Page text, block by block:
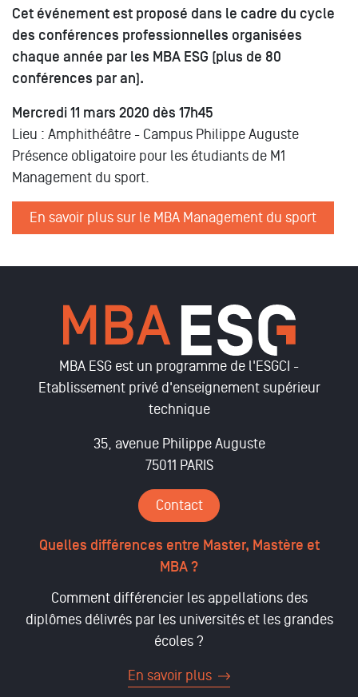
Cet événement est proposé dans le cadre du cycle
des conférences professionnelles organisées
chaque année par les MBA ESG (plus de 80
conférences par an).
Mercredi 11 mars 2020 dès 17h45
Lieu : Amphithéâtre - Campus Philippe Auguste
Présence obligatoire pour les étudiants de M1
Management du sport.
En savoir plus sur le MBA Management du sport
MBA ESG est un programme de l'ESGCI -
Etablissement privé d'enseignement supérieur
technique
35, avenue Philippe Auguste
75011 PARIS
Contact
Quelles différences entre Master, Mastère et
MBA ?
Comment différencier les appellations des
diplômes délivrés par les universités et les grandes
écoles ?
En savoir plus